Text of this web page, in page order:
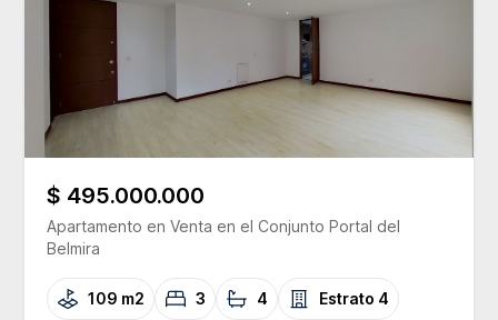
$ 495.000.000
Apartamento en Venta en el Conjunto Portal del
Belmira
109 m2 3 4 Estrato 4